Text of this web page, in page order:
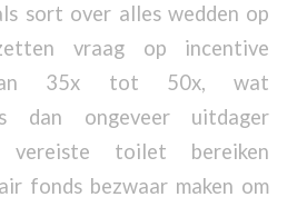
sort over alles wedden op
vraag op incentive
van 35x tot 50x, wat
dan ongeveer uitdager
vereiste toilet bereiken
fonds bezwaar maken om